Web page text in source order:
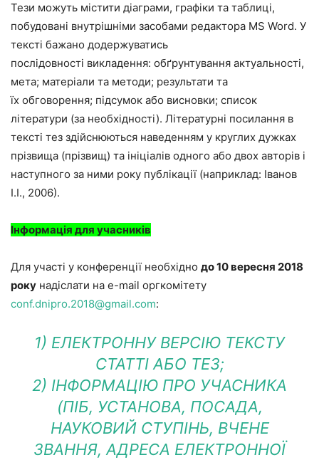
Тези можуть містити діаграми, графіки та таблиці,
побудовані внутрішніми засобами редактора MS Word. У
тексті бажано додержуватись
послідовності викладення: обґрунтування актуальності,
мета; матеріали та методи; результати та
їх обговорення; підсумок або висновки; список
літератури (за необхідності). Літературні посилання в
тексті тез здійснюються наведенням у круглих дужках
прізвища (прізвищ) та ініціалів одного або двох авторів і
наступного за ними року публікації (наприклад: Іванов
І.І., 2006).
Інформація для учасників
Для участі у конференції необхідно до 10 вересня 2018
року надіслати на e-mail оргкомітету
conf.dnipro.2018@gmail.com:
1) ЕЛЕКТРОННУ ВЕРСІЮ ТЕКСТУ
СТАТТІ АБО ТЕЗ;
2) ІНФОРМАЦІЮ ПРО УЧАСНИКА
(ПІБ, УСТАНОВА, ПОСАДА,
НАУКОВИЙ СТУПІНЬ, ВЧЕНЕ
ЗВАННЯ, АДРЕСА ЕЛЕКТРОННОЇ